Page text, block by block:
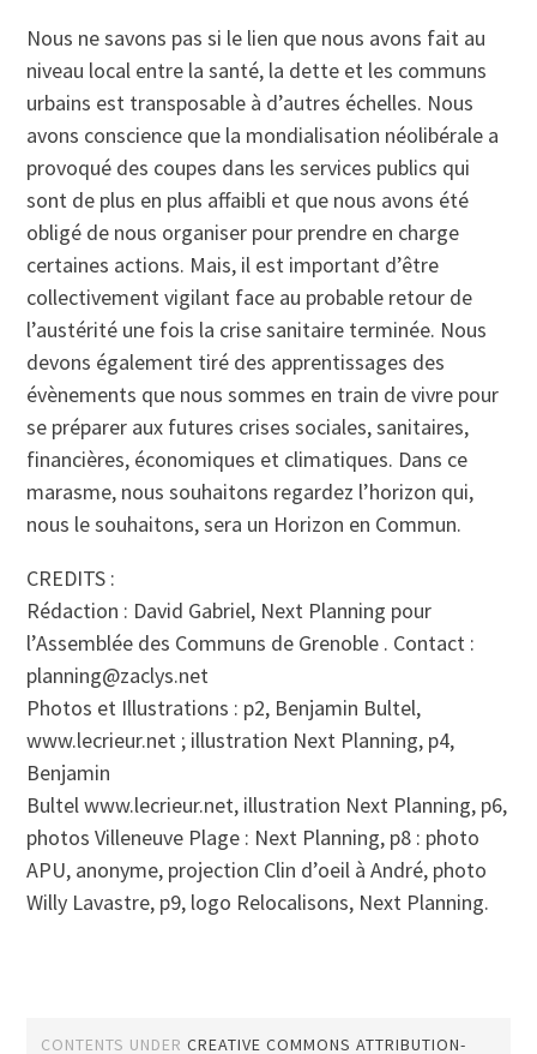
Nous ne savons pas si le lien que nous avons fait au
niveau local entre la santé, la dette et les communs
urbains est transposable à d’autres échelles. Nous
avons conscience que la mondialisation néolibérale a
provoqué des coupes dans les services publics qui
sont de plus en plus affaibli et que nous avons été
obligé de nous organiser pour prendre en charge
certaines actions. Mais, il est important d’être
collectivement vigilant face au probable retour de
l’austérité une fois la crise sanitaire terminée. Nous
devons également tiré des apprentissages des
évènements que nous sommes en train de vivre pour
se préparer aux futures crises sociales, sanitaires,
financières, économiques et climatiques. Dans ce
marasme, nous souhaitons regardez l’horizon qui,
nous le souhaitons, sera un Horizon en Commun.
CREDITS :
Rédaction : David Gabriel, Next Planning pour
l’Assemblée des Communs de Grenoble . Contact :
planning@zaclys.net
Photos et Illustrations : p2, Benjamin Bultel,
www.lecrieur.net ; illustration Next Planning, p4,
Benjamin
Bultel www.lecrieur.net, illustration Next Planning, p6,
photos Villeneuve Plage : Next Planning, p8 : photo
APU, anonyme, projection Clin d’oeil à André, photo
Willy Lavastre, p9, logo Relocalisons, Next Planning.
CONTENTS UNDERCREATIVE COMMONS ATTRIBUTION-